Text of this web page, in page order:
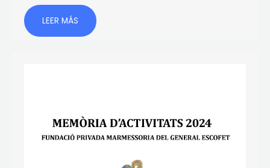
LEER MÁS